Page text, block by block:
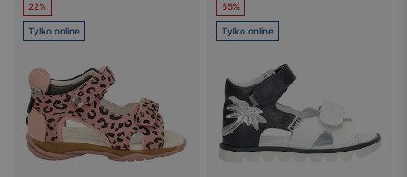
22%
Tylko online
55%
Tylko online